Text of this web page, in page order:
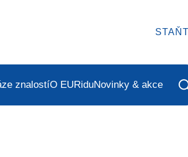
znalostíO EURiduNovinky & akce